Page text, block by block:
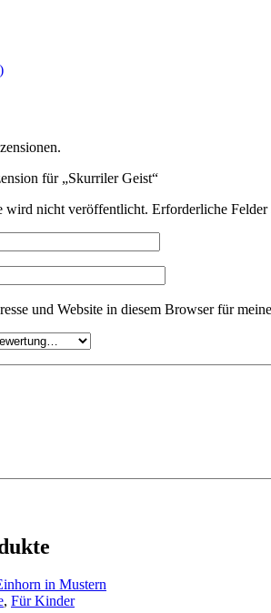
für „Skurriler Geist“
wird nicht veröffentlicht. Erforderliche Felder
und Website in diesem Browser für
, Für Kinder